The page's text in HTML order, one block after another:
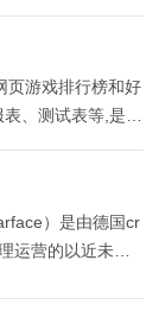
页游戏排行榜和好
、测试表等,是国
）是由德国cr
运营的以近未来